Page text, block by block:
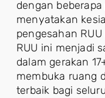
dengan
menyatakan
pengesahan
RUU ini menjadi
dalam gerakan
membuka ruang
terbaik bagi